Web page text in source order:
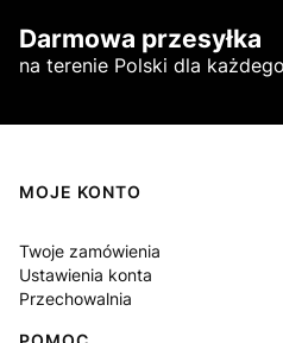
Darmowa przesyłka
na terenie Polski dla
Linki w stopce
MOJE KONTO
Twoje zamówienia
Ustawienia konta
Przechowalnia